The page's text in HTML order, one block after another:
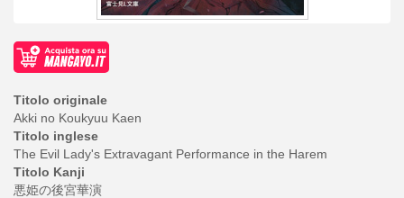
Titolo originale
Akki no Koukyuu Kaen
Titolo inglese
The Evil Lady's Extravagant Performance in the Harem
Titolo Kanji
悪姫の後宮華演